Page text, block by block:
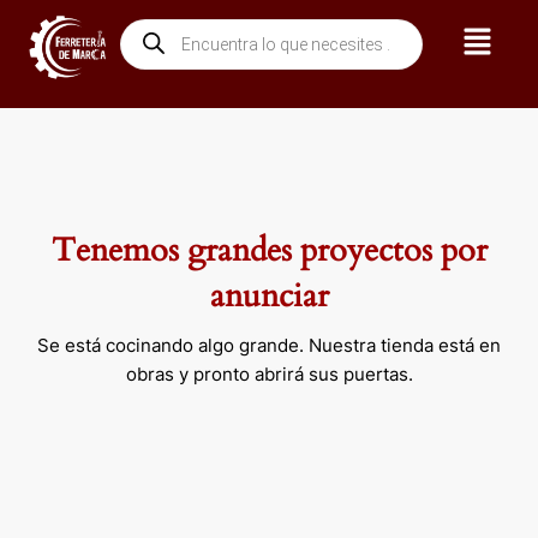
contenido
Búsqueda
de
productos
Menú
Tenemos grandes proyectos por
anunciar
Se está cocinando algo grande. Nuestra tienda está en
obras y pronto abrirá sus puertas.